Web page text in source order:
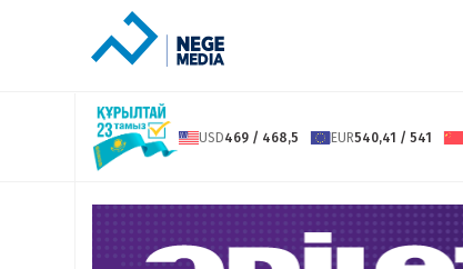
USD469 / 468,5 EUR540,41 / 541